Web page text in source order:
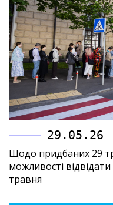
29.05.26
Щодо придбаних 29
можливості
травня